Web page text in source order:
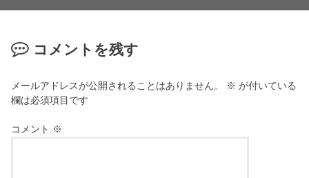
コメントを残す
メールアドレスが公開されることはありません。 ※ が付いている
欄は必須項目です
コメント ※